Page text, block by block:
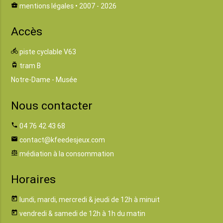
business_center mentions légales • 2007 - 2026
Accès
directions_bike piste cyclable V63
tram tram B
Notre-Dame - Musée
Nous contacter
phone 04 76 42 43 68
email contact@kfeedesjeux.com
balance médiation à la consommation
Horaires
today lundi, mardi, mercredi & jeudi de 12h à minuit
today vendredi & samedi de 12h à 1h du matin